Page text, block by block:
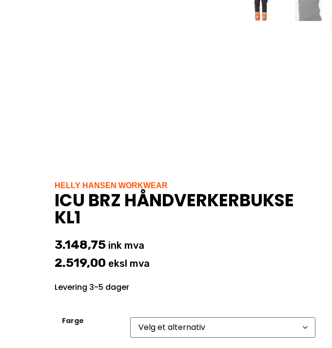
HELLY HANSEN WORKWEAR
ICU BRZ HÅNDVERKERBUKSE
KL1
3.148,75 ink mva
2.519,00 eksl mva
Levering 3-5 dager
Farge